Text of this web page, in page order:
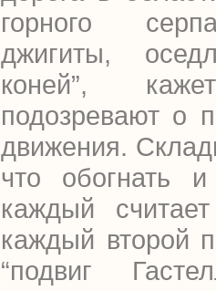
горного
джигиты,
коней”,
подозревают о
движения.
что обогнать и
каждый
каждый второй
“подвиг